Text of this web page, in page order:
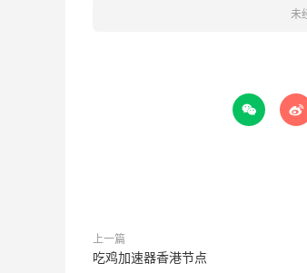
未
 
上一篇
吃鸡加速器香港节点